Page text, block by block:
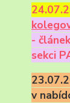
-
sekci
v